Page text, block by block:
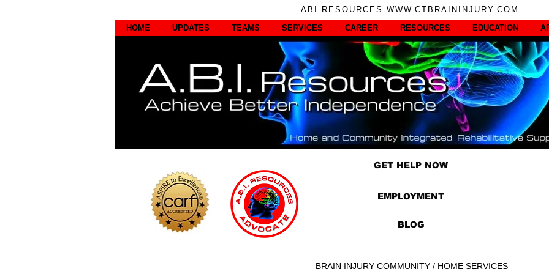
ABI RESOURCES WWW.CTBRAININJURY.COM
HOME
UPDATES TEAMS SERVICES CAREER RESOURCES EDUCATION
GET HELP NOW
EMPLOYMENT
BLOG
BRAIN INJURY COMMUNITY / HOME SERVICES